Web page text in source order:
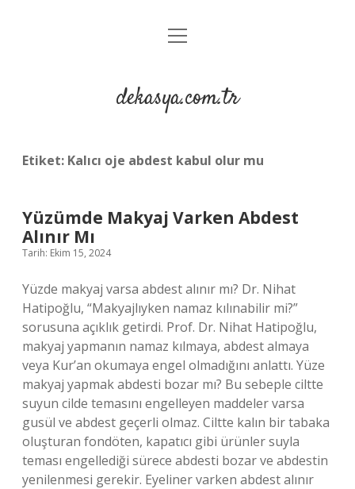
Anasayfa
Yasal Uyarı
menüyü
dekasya.com.tr
Etiket: Kalıcı oje abdest kabul olur mu
Yüzümde Makyaj Varken Abdest
Alınır Mı
Tarih: Ekim 15, 2024
Yüzde makyaj varsa abdest alınır mı? Dr. Nihat
Hatipoğlu, “Makyajlıyken namaz kılınabilir mi?”
sorusuna açıklık getirdi. Prof. Dr. Nihat Hatipoğlu,
makyaj yapmanın namaz kılmaya, abdest almaya
veya Kur’an okumaya engel olmadığını anlattı. Yüze
makyaj yapmak abdesti bozar mı? Bu sebeple ciltte
suyun cilde temasını engelleyen maddeler varsa
gusül ve abdest geçerli olmaz. Ciltte kalın bir tabaka
oluşturan fondöten, kapatıcı gibi ürünler suyla
teması engellediği sürece abdesti bozar ve abdestin
yenilenmesi gerekir. Eyeliner varken abdest alınır